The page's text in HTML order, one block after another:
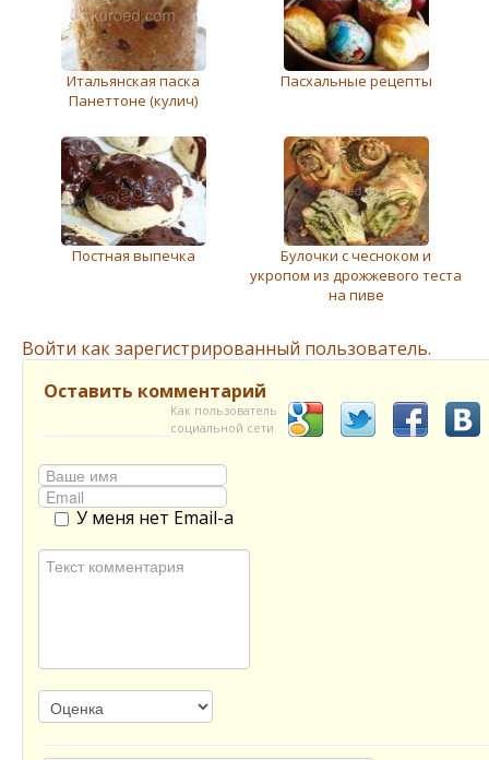
Итальянская паска
Панеттоне (кулич)
Пасхальные рецепты
Постная выпечка
Булочки с чесноком и
укропом из дрожжевого теста
на пиве
Войти как зарегистрированный пользователь.
Оставить комментарий
Как пользователь
социальной сети
У меня нет Email-а